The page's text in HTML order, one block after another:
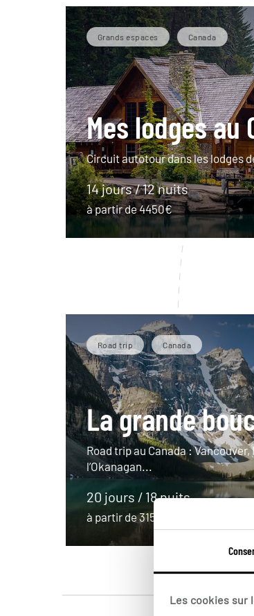
Les cookies sur
Grands espaces Canada
Mes lodges au
Circuit autotour dans les lodges
14 jours / 12 nuits
à partir de 4450€
Road trip Canada
La grande
Road trip au Canada :
l’Okanagan...
20 jours / 18 nuits
à partir de 3150€